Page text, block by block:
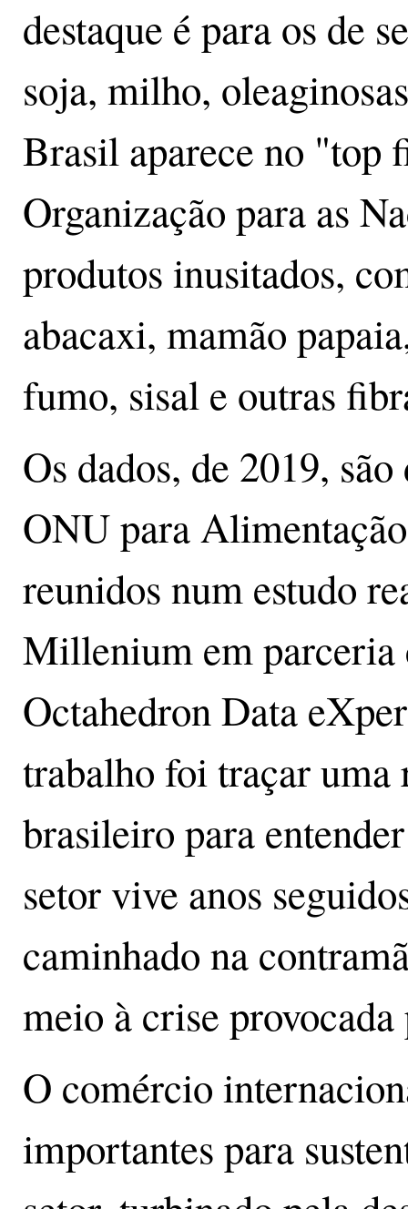
destaque é para os de
soja, milho,
Brasil aparece no "top
Organização para as
produtos inusitados,
abacaxi, mamão
fumo, sisal e outras
Os dados, de 2019,
ONU para
reunidos num estudo
Millenium em parceria
Octahedron Data
trabalho foi traçar
brasileiro para
setor vive anos
caminhado na
meio à crise
O comércio
importantes para